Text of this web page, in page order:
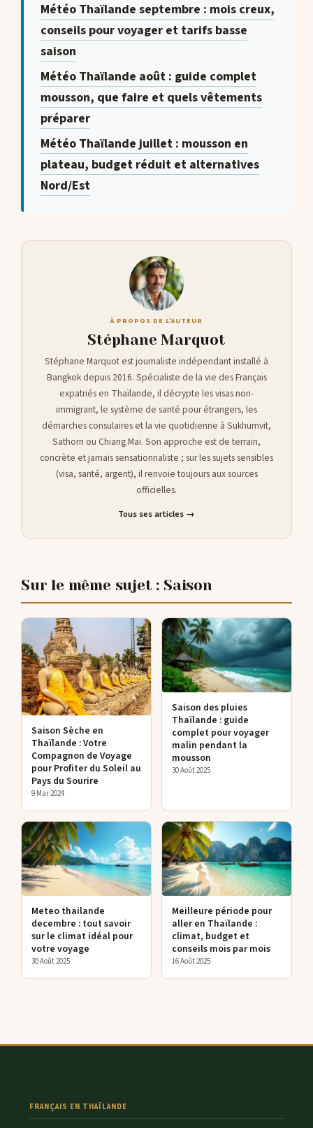
Météo Thaïlande septembre : mois creux,
conseils pour voyager et tarifs basse
saison
Météo Thaïlande août : guide complet
mousson, que faire et quels vêtements
préparer
Météo Thaïlande juillet : mousson en
plateau, budget réduit et alternatives
Nord/Est
À PROPOS DE L'AUTEUR
Stéphane Marquot
Stéphane Marquot est journaliste indépendant installé à
Bangkok depuis 2016. Spécialiste de la vie des Français
expatriés en Thaïlande, il décrypte les visas non-
immigrant, le système de santé pour étrangers, les
démarches consulaires et la vie quotidienne à Sukhumvit,
Sathorn ou Chiang Mai. Son approche est de terrain,
concrète et jamais sensationnaliste ; sur les sujets sensibles
(visa, santé, argent), il renvoie toujours aux sources
officielles.
Tous ses articles →
Sur le même sujet : Saison
Saison Sèche en
Thaïlande : Votre
Compagnon de Voyage
pour Profiter du Soleil au
Pays du Sourire
9 Mar 2024
Saison des pluies
Thaïlande : guide
complet pour voyager
malin pendant la
mousson
30 Août 2025
Meteo thailande
decembre : tout savoir
sur le climat idéal pour
votre voyage
30 Août 2025
Meilleure période pour
aller en Thaïlande :
climat, budget et
conseils mois par mois
16 Août 2025
FRANÇAIS EN THAÏLANDE